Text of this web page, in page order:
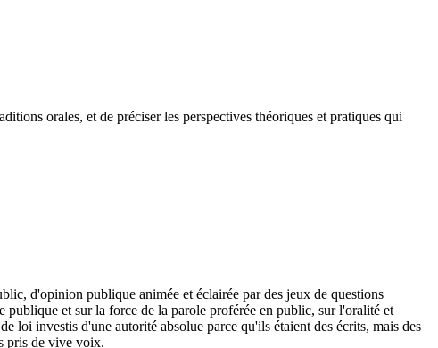
orales, et de préciser les perspectives théoriques et pratiques qui
d'opinion publique animée et éclairée par des jeux de questions
publique et sur la force de la parole proférée en public, sur l'oralité et
loi investis d'une autorité absolue parce qu'ils étaient des écrits, mais des
pris de vive voix.